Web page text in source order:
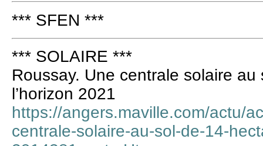
*** SFEN ***
*** SOLAIRE ***
Roussay. Une centrale solaire
l’horizon 2021
https://angers.maville.com/actu/
centrale-solaire-au-sol-de-14-